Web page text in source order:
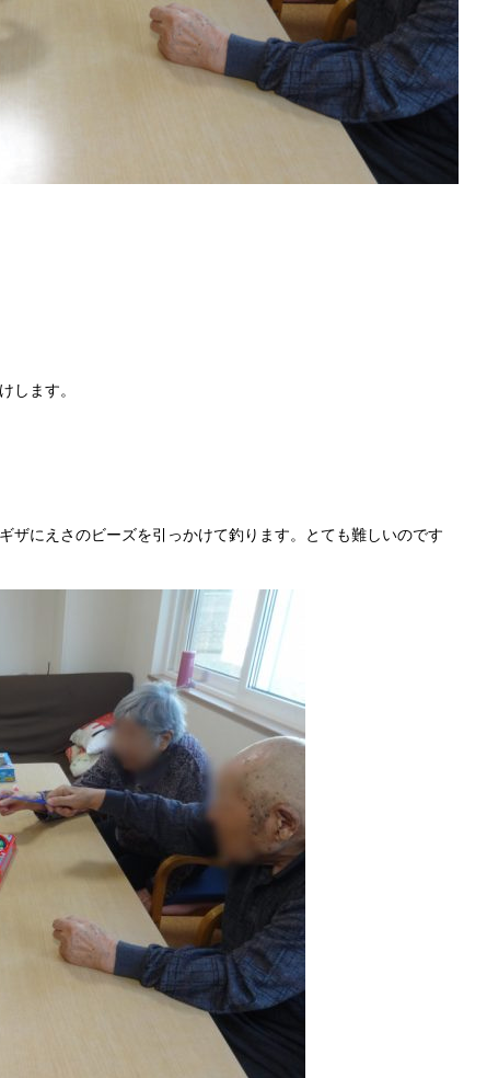
します。
ザにえさのビーズを引っかけて釣ります。とても難しいのです
秋まつり 【その５】 ありがとう。24時間。